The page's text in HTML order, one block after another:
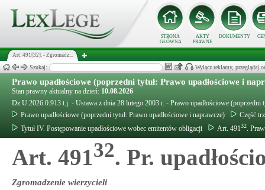
STRONA
GŁÓWNA
AKTY
PRAWNE
DOKUMENTY
Art. 491[32]. - Zgromadz...
Szukaj: Wyłącz reklamy, przeglądaj
Prawo upadłościowe (poprzedni tytuł: Prawo upadłościowe i
Stan prawny aktualny na dzień: 10.08.2026
Dz.U.2026.0.913 t.j. - Ustawa z dnia 28 lutego 2003 r. - Prawo upadłościowe (poprzedni
Prawo upadłościowe (poprzedni tytuł: Prawo upadłościowe i naprawcze)
Część
Tytuł IV. Postępowanie upadłościowe wobec emitentów obligacji
Art. 49132.
Art. 49132. Pr.
Zgromadzenie wierzycieli